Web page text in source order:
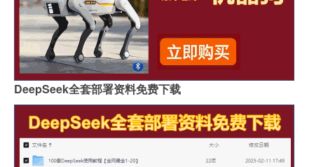
DeepSeek全套部署资料免费下载